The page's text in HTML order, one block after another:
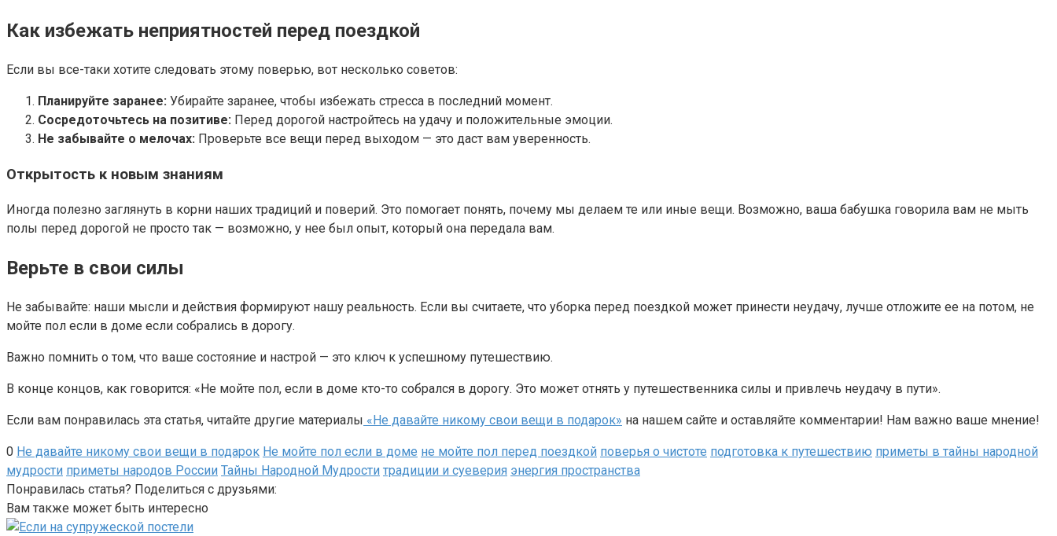
Как избежать неприятностей перед поездкой
Если вы все-таки хотите следовать этому поверью, вот несколько советов:
Планируйте заранее: Убирайте заранее, чтобы избежать стресса в последний момент.
Сосредоточьтесь на позитиве: Перед дорогой настройтесь на удачу и положительные эмоции.
Не забывайте о мелочах: Проверьте все вещи перед выходом — это даст вам уверенность.
Открытость к новым знаниям
Иногда полезно заглянуть в корни наших традиций и поверий. Это помогает понять, почему мы делаем те или иные вещи. Возможно, ваша бабушка говорила вам не мыть
полы перед дорогой не просто так — возможно, у нее был опыт, который она передала вам.
Верьте в свои силы
Не забывайте: наши мысли и действия формируют нашу реальность. Если вы считаете, что уборка перед поездкой может принести неудачу, лучше отложите ее на потом, не
мойте пол если в доме если собрались в дорогу.
Важно помнить о том, что ваше состояние и настрой — это ключ к успешному путешествию.
В конце концов, как говорится: «Не мойте пол, если в доме кто-то собрался в дорогу. Это может отнять у путешественника силы и привлечь неудачу в пути».
Если вам понравилась эта статья, читайте другие материалы «Не давайте никому свои вещи в подарок» на нашем сайте и оставляйте комментарии! Нам важно ваше мнение!
0 Не давайте никому свои вещи в подарок Не мойте пол если в доме не мойте пол перед поездкой поверья о чистоте подготовка к путешествию приметы в тайны народной
мудрости приметы народов России Тайны Народной Мудрости традиции и суеверия энергия пространства
Понравилась статья? Поделиться с друзьями:
Вам также может быть интересно